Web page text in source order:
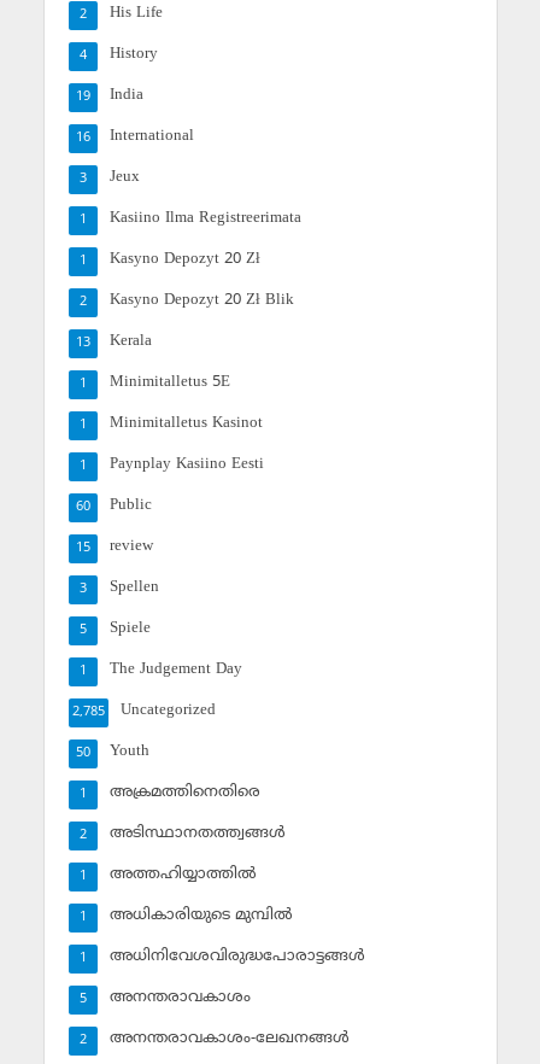
His Life
2
History
4
India
19
International
16
Jeux
3
Kasiino Ilma Registreerimata
1
Kasyno Depozyt 20 Zł
1
Kasyno Depozyt 20 Zł Blik
2
Kerala
13
Minimitalletus 5E
1
Minimitalletus Kasinot
1
Paynplay Kasiino Eesti
1
Public
60
review
15
Spellen
3
Spiele
5
The Judgement Day
1
Uncategorized
2,785
Youth
50
അക്രമത്തിനെതിരെ
1
അടിസ്ഥാനതത്ത്വങ്ങള്‍
2
അത്തഹിയ്യാത്തില്‍
1
അധികാരിയുടെ മുമ്പില്‍
1
അധിനിവേശവിരുദ്ധപോരാട്ടങ്ങള്‍
1
അനന്തരാവകാശം
5
അനന്തരാവകാശം-ലേഖനങ്ങള്‍
2